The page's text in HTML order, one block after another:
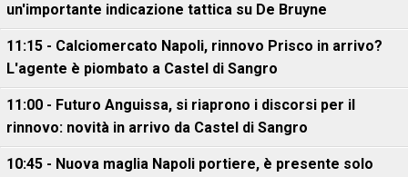
un'importante indicazione tattica su De Bruyne
11:15 - Calciomercato Napoli, rinnovo Prisco in arrivo?
L'agente è piombato a Castel di Sangro
11:00 - Futuro Anguissa, si riaprono i discorsi per il
rinnovo: novità in arrivo da Castel di Sangro
10:45 - Nuova maglia Napoli portiere, è presente solo